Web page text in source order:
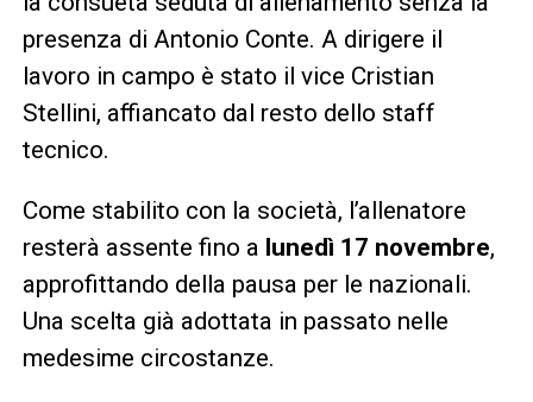
presenza di Antonio Conte. A dirigere il
lavoro in campo è stato il vice Cristian
Stellini, affiancato dal resto dello staff
tecnico.
Come stabilito con la società, l’allenatore
resterà assente fino a lunedì 17 novembre,
approfittando della pausa per le nazionali.
Una scelta già adottata in passato nelle
medesime circostanze.